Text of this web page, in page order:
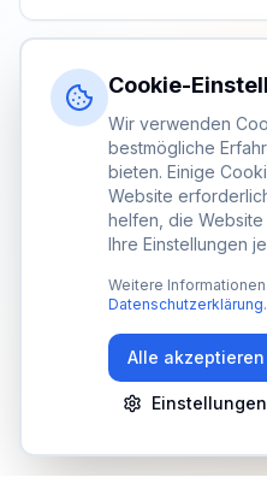
Cookie-
Wir verwenden
bestmögliche
bieten. Einige
Website
helfen, die
Ihre Einstellungen
Weitere
Datenschutzerklärung.
Alle akzeptieren
Einstellungen